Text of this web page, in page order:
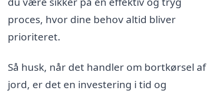
proces, hvor dine behov altid bliver
prioriteret.
Så husk, når det handler om bortkørsel af
jord, er det en investering i tid og